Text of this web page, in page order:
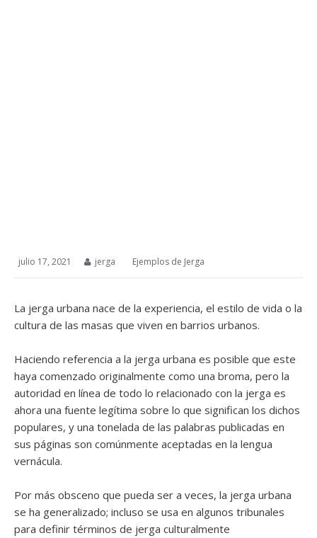
julio 17, 2021 jerga Ejemplos de Jerga
La jerga urbana nace de la experiencia, el estilo de vida o la
cultura de las masas que viven en barrios urbanos.
Haciendo referencia a la jerga urbana es posible que este
haya comenzado originalmente como una broma, pero la
autoridad en línea de todo lo relacionado con la jerga es
ahora una fuente legítima sobre lo que significan los dichos
populares, y una tonelada de las palabras publicadas en
sus páginas son comúnmente aceptadas en la lengua
vernácula.
Por más obsceno que pueda ser a veces, la jerga urbana
se ha generalizado; incluso se usa en algunos tribunales
para definir términos de jerga culturalmente